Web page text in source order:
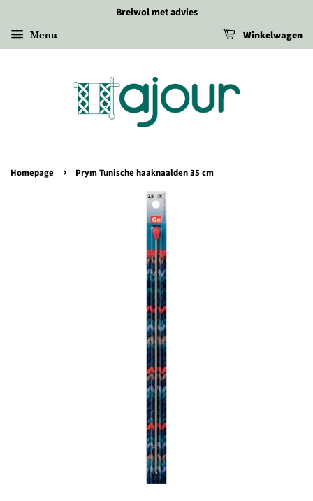
Breiwol met advies
Menu Winkelwagen
Homepage › Prym Tunische haaknaalden 35 cm